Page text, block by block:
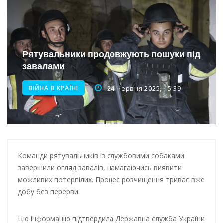
Інтеграція ветеранів в українське суспільство
Нічна атака на Одесу: наслідки обстрілу
Енергетична підтримка для Одеси
Водопостачання в Одесі: нові локації для підвезення води
Рятувальники продовжують пошуки під
завалами
ВІЙНА В КРАЇНІ 24 Червня 2025, 15:39
Команди рятувальників із службовими собаками
завершили огляд завалів, намагаючись виявити
можливих потерпілих. Процес розчищення триває вже
добу без перерви.
Цю інформацію підтвердила Державна служба України